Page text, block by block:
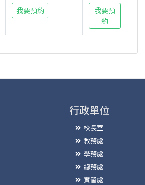
我要預約
我要預
約
行政單位
校長室
教務處
學務處
總務處
實習處